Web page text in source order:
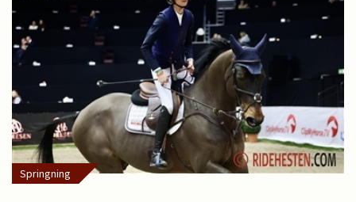
Springning